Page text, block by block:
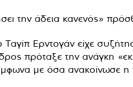
την άδεια κανενός»
Ταγίπ Ερντογάν είχε
πρόταξε την ανάγκη
με όσα ανακοίνωσε η